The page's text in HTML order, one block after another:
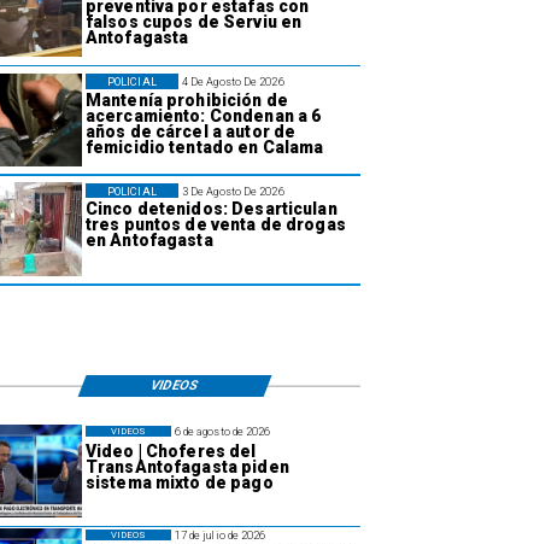
preventiva por estafas con
falsos cupos de Serviu en
Antofagasta
4 De Agosto De 2026
Mantenía prohibición de
acercamiento: Condenan a 6
años de cárcel a autor de
femicidio tentado en Calama
POLICIAL
3 De Agosto De 2026
Cinco detenidos: Desarticulan
tres puntos de venta de drogas
en Antofagasta
POLICIAL
VIDEOS
6 de agosto de 2026
Video | Choferes del
TransAntofagasta piden
sistema mixto de pago
VIDEOS
17 de julio de 2026
VIDEOS